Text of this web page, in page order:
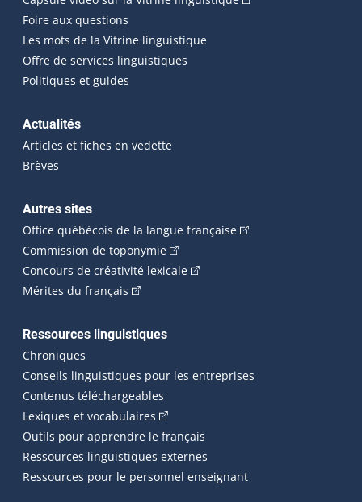
Foire aux questions
Les mots de la Vitrine linguistique
Offre de services linguistiques
Politiques et guides
Actualités
Articles et fiches en vedette
Brèves
Autres sites
Office québécois de la langue française(Cet hyperlien
Commission de toponymie(Cet hyperlien externe s'ouvrira
Concours de créativité lexicale(Cet hyperlien externe
Mérites du français (Cet hyperlien externe s'ouvrira dans une
Ressources linguistiques
Chroniques
Conseils linguistiques pour les entreprises
Contenus téléchargeables
Lexiques et vocabulaires (Cet hyperlien externe s'ouvrira
Outils pour apprendre le français
Ressources linguistiques externes
Ressources pour le personnel enseignant